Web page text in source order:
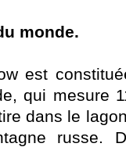
monde.
est
qui mesure
dans le
russe.